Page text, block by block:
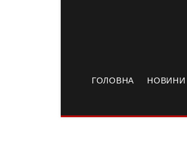
ГОЛОВНА НОВИНИ